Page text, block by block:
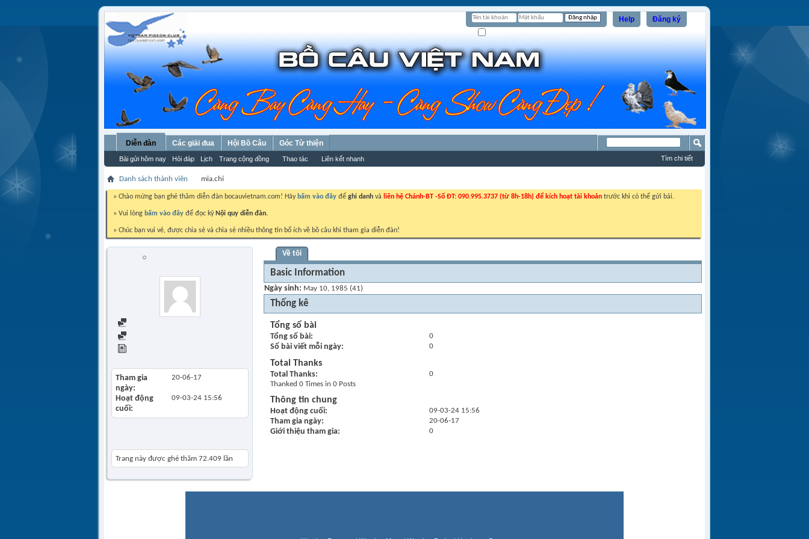
Đăng ký
Help
Diễn đàn
Bài gửi hôm nay Hỏi đáp Lịch Trang cộng đồng Thao tác Liên kết nhanh
Các giải đua Hội Bồ Câu Góc Từ thiện
Tìm chi tiết
Danh sách thành viên mia.chi
» Chào mừng bạn ghé thăm diễn đàn bocauvietnam.com! Hãy bấm vào đây để ghi danh và liên hệ Chánh-BT -Số ĐT: 090.995.3737 (từ 8h-18h) để kích hoạt tài khoản trước khi có thể gửi bài.
» Vui lòng bấm vào đây để đọc kỹ Nội quy diễn đàn.
» Chúc bạn vui vẻ, được chia sẻ và chia sẻ nhiều thông tin bổ ích về bồ câu khi tham gia diễn đàn!
Tham gia
ngày
20-06-17
Hoạt động
cuối
09-03-24 15:56
Trang này được ghé thăm 72.409 lần
Về tôi
Basic Information
Ngày sinh May 10, 1985 (41)
Thống kê
Tổng số bài
Tổng số bài 0
Số bài viết mỗi ngày 0
Total Thanks
Total Thanks
0
Thanked 0 Times in 0 Posts
Thông tin chung
Hoạt động cuối 09-03-24 15:56
Tham gia ngày 20-06-17
Giới thiệu tham gia 0